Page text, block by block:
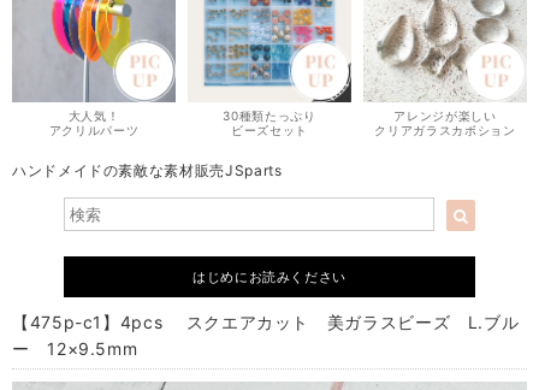
大人気！
アクリルパーツ
30種類たっぷり
ビーズセット
アレンジが楽しい
クリアガラスカボション
ハンドメイドの素敵な素材販売JSparts
はじめにお読みください
【475p-c1】4pcs スクエアカット 美ガラスビーズ L.ブル
ー 12×9.5mm